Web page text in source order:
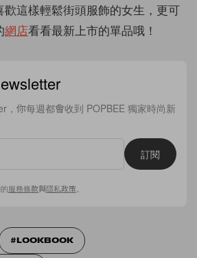
這樣輕鬆街頭服飾的女生，更可
網店看看最新上市的單品哦！
，你每週都會收到 POPBEE 獨家時尚新
訂閱
服務條款與隱私政策
LOOKBOOK